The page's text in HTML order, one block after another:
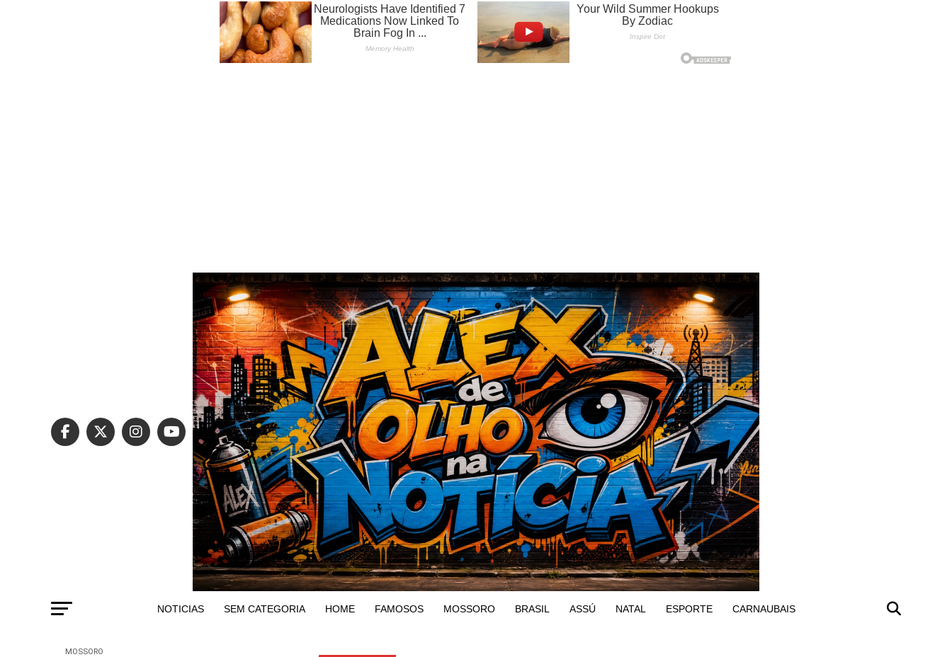
NOTICIAS SEM CATEGORIA HOME FAMOSOS MOSSORO BRASIL ASSÚ NATAL ESPORTE CARNAUBAIS
MOSSORO